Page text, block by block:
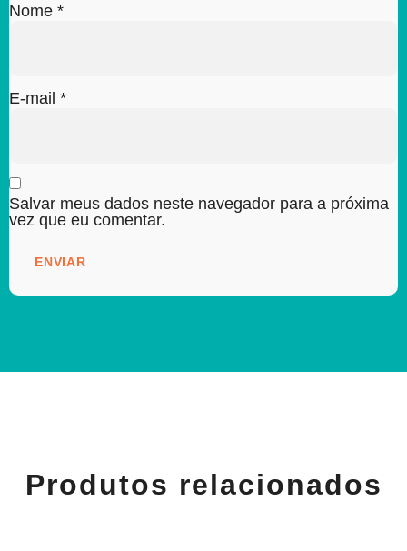
Nome *
E-mail *
Salvar meus dados neste navegador para a próxima
vez que eu comentar.
Produtos relacionados